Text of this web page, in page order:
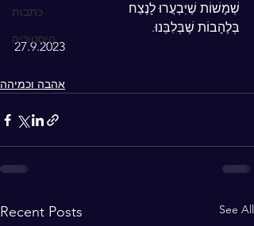
כתבות
היסטוריה
שְׁמָשׁוֹת שֶׁיִּבְעֲרוּ לָנֶצַח
בְּלֶהָבוֹת שֶׁבְּלִבֵּנוּ.
27.9.2023
אהבה וכמיהה
Recent Posts See All